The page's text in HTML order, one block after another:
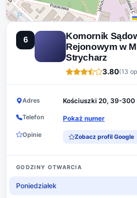
6
Komornik
Rejonowym w
Strycharz
3.80(13
Adres Kościuszki 20, 39-300
Telefon Pokaż numer
Opinie Zobacz profil Google
GODZINY OTWARCIA
Poniedziałek